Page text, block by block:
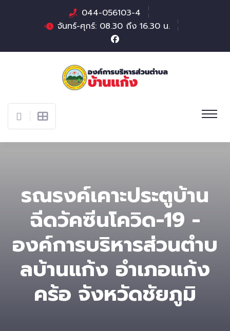
044-056103-4
จันทร์-ศุกร์: 08.30 ถึง 16.30 น.
รณรงค์เคาะประตูบ้าน
ฉีดวัคซีนโควิด-19 -
องค์การบริหารส่วนตําบ
ลบ้านแก้ง อำเภอแก้ง
คร้อ จังหวัดชัยภูมิ